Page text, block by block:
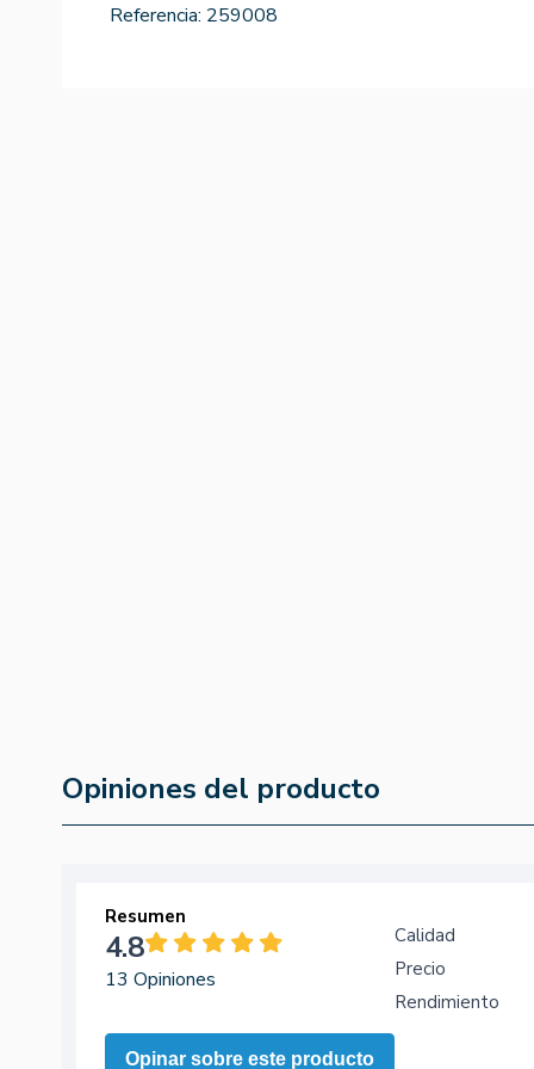
Referencia: 259008
Opiniones del producto
Resumen
4.8
13 Opiniones
Opinar sobre este producto
Calidad
Precio
Rendimiento